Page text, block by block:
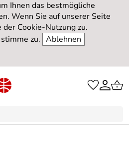
Ihnen das bestmögliche
Wenn Sie auf unserer Seite
Cookie-Nutzung zu.
zu. Ablehnen